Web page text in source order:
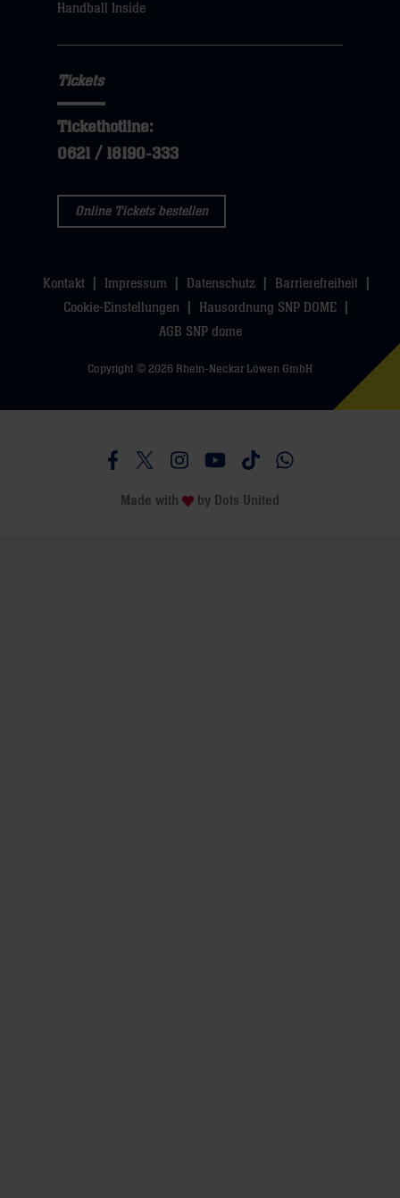
Handball Inside
Tickets
Tickethotline:
0621 / 18190-333
Online Tickets bestellen
Kontakt Impressum Datenschutz
Barrierefreiheit
Cookie-Einstellungen
Hausordnung SNP DOME
AGB SNP dome
Copyright © 2026 Rhein-Neckar Löwen GmbH
Besucht uns auf Facebook
Besucht uns auf Twitter
Besucht uns auf Instagram
Besucht uns auf Youtube
Besucht uns auf
Besucht uns auf
Made with by Dots United